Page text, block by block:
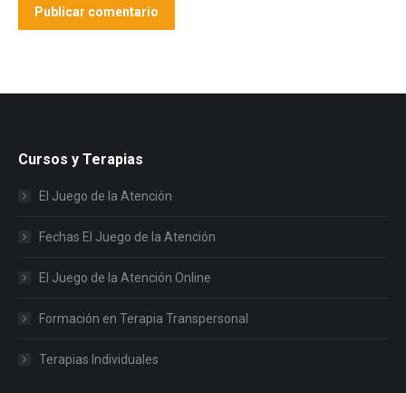
Publicar comentario
Cursos y Terapias
El Juego de la Atención
Fechas El Juego de la Atención
El Juego de la Atención Online
Formación en Terapia Transpersonal
Terapias Individuales